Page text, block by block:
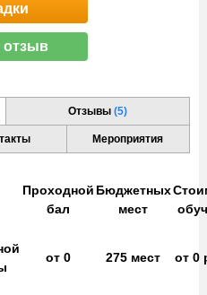
отзыв
Отзывы (5)
Мероприятия
Проходной
бал
Бюджетных
мест
от0 275 мест от 0